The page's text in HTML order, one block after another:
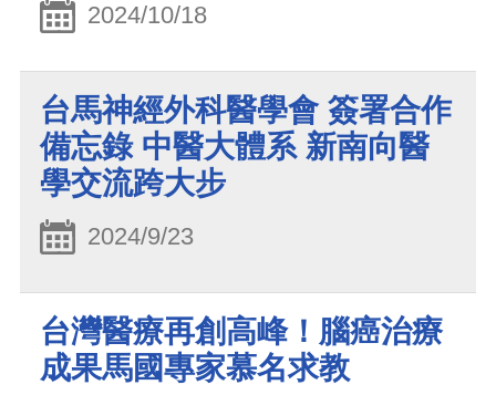
2024/10/18
台馬神經外科醫學會 簽署合作
備忘錄 中醫大體系 新南向醫
學交流跨大步
2024/9/23
台灣醫療再創高峰！腦癌治療
成果馬國專家慕名求教